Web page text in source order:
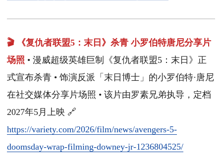
🎬 《复仇者联盟5：末日》杀青 小罗伯特唐尼分享片
场照 • 漫威超级英雄巨制《复仇者联盟5：末日》正
式宣布杀青 • 饰演反派「末日博士」的小罗伯特·唐尼
在社交媒体分享片场照 • 该片由罗素兄弟执导，定档
2027年5月上映 🔗
https://variety.com/2026/film/news/avengers-5-
doomsday-wrap-filming-downey-jr-1236804525/